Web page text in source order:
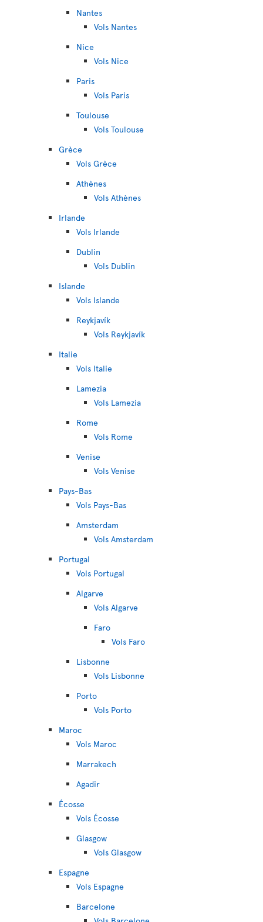
Nantes
Vols Nantes
Nice
Vols Nice
Paris
Vols Paris
Toulouse
Vols Toulouse
Grèce
Vols Grèce
Athènes
Vols Athènes
Irlande
Vols Irlande
Dublin
Vols Dublin
Islande
Vols Islande
Reykjavík
Vols Reykjavík
Italie
Vols Italie
Lamezia
Vols Lamezia
Rome
Vols Rome
Venise
Vols Venise
Pays-Bas
Vols Pays-Bas
Amsterdam
Vols Amsterdam
Portugal
Vols Portugal
Algarve
Vols Algarve
Faro
Vols Faro
Lisbonne
Vols Lisbonne
Porto
Vols Porto
Maroc
Vols Maroc
Marrakech
Agadir
Écosse
Vols Écosse
Glasgow
Vols Glasgow
Espagne
Vols Espagne
Barcelone